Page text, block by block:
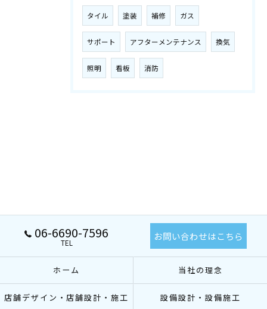
タイル 塗装 補修 ガス
サポート アフターメンテナンス 換気
照明 看板 消防
06-6690-7596
TEL
お問い合わせはこちら
ホーム 当社の理念
店舗デザイン・店舗設計・施工 設備設計・設備施工